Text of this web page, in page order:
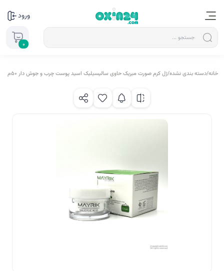
ورود
0
خانه/دسته بندی نشده/ژل کرم صورت میریک حاوی سالیسیلیک اسید پوست چرب و جوش دار 50م ل